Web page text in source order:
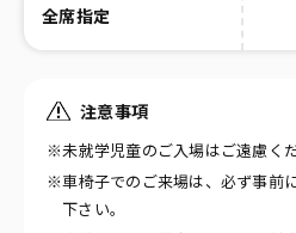
全席指定
注意事項
※未就学児童のご入場はご遠慮くだ
※車椅子でのご来場は、必ず事前
下さい。